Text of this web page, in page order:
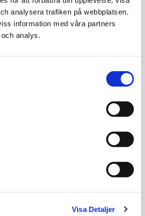
analysera trafiken på webbplatsen.
information med våra partners
analys.
Visa Detaljer
Specific Intensive
Support F/C-IN-W